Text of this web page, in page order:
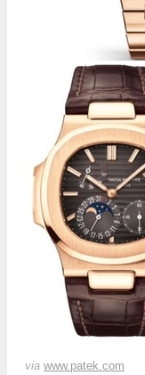
via www.patek.com